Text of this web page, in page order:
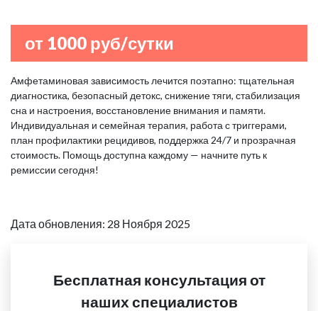
от 1000 руб/сутки
Амфетаминовая зависимость лечится поэтапно: тщательная
диагностика, безопасный детокс, снижение тяги, стабилизация
сна и настроения, восстановление внимания и памяти.
Индивидуальная и семейная терапия, работа с триггерами,
план профилактики рецидивов, поддержка 24/7 и прозрачная
стоимость. Помощь доступна каждому — начните путь к
ремиссии сегодня!
Дата обновления: 28 Ноября 2025
Бесплатная консультация от
наших специалистов